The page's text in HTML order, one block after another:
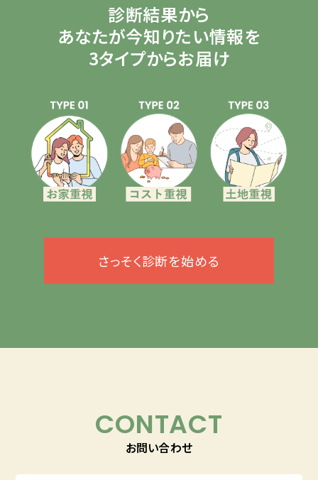
診断結果から
あなたが今知りたい情報を
3タイプからお届け
さっそく診断を始める
CONTACT
お問い合わせ